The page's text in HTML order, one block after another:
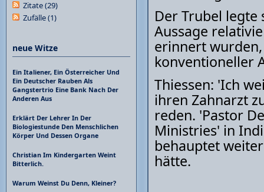
Der Trubel
Aussage
erinnert
konventioneller
Thiessen: 'Ich
ihren Zahnarzt
reden. 'Pastor
Ministries' in
behauptet
hätte.
Zitate(29)
Zufälle(1)
neue Witze
Ein Italiener, Ein Österreicher Und
Ein Deutscher Rauben Als
Gangstertrio Eine Bank Nach Der
Anderen Aus
Erklärt Der Lehrer In Der
Biologiestunde Den Menschlichen
Körper Und Dessen Organe
Christian Im Kindergarten Weint
Bitterlich.
Warum Weinst Du Denn, Kleiner?